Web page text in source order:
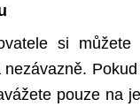
si
pouze na